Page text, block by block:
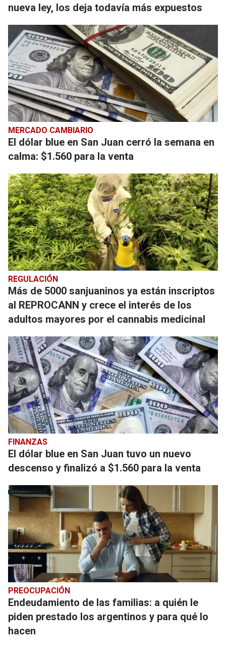
nueva ley, los deja todavía más expuestos
MERCADO CAMBIARIO
El dólar blue en San Juan cerró la semana en
calma: $1.560 para la venta
REGULACIÓN
Más de 5000 sanjuaninos ya están inscriptos
al REPROCANN y crece el interés de los
adultos mayores por el cannabis medicinal
FINANZAS
El dólar blue en San Juan tuvo un nuevo
descenso y finalizó a $1.560 para la venta
PREOCUPACIÓN
Endeudamiento de las familias: a quién le
piden prestado los argentinos y para qué lo
hacen